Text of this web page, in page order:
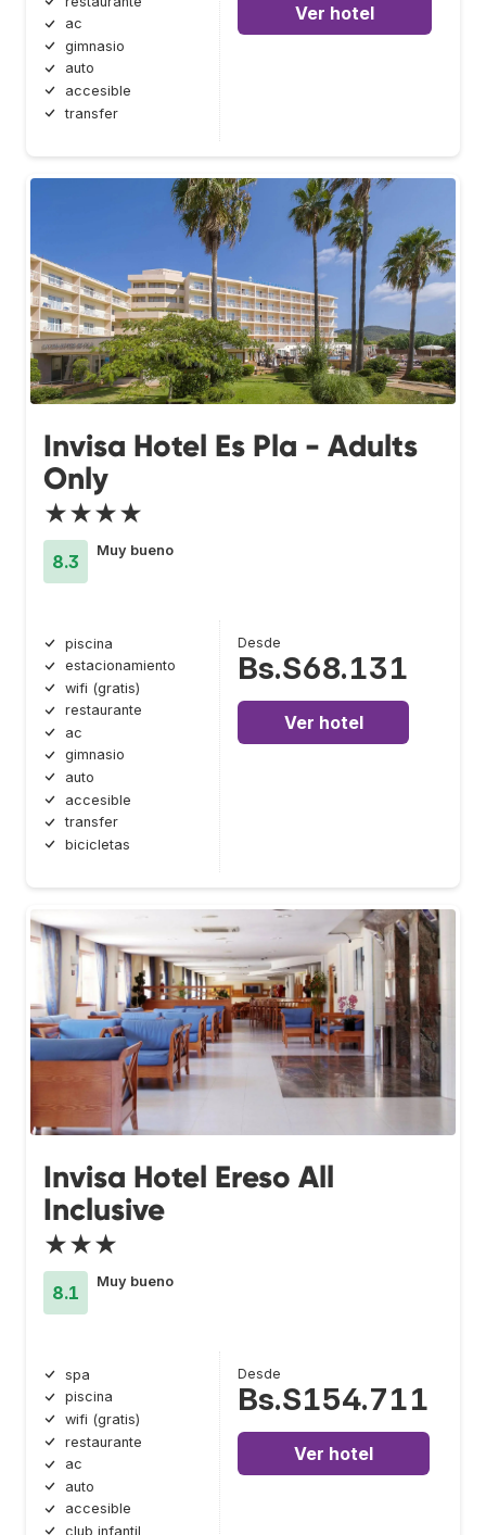
ac
gimnasio
auto
accesible
transfer
Ver hotel
Invisa Hotel Es Pla - Adults
Only
★★★★
8.3
Muy bueno
piscina
estacionamiento
wifi (gratis)
restaurante
ac
gimnasio
auto
accesible
transfer
bicicletas
Desde
Bs.S68.131
Ver hotel
Invisa Hotel Ereso All
Inclusive
★★★
8.1
Muy bueno
spa
piscina
wifi (gratis)
restaurante
ac
auto
accesible
club infantil
Desde
Bs.S154.711
Ver hotel